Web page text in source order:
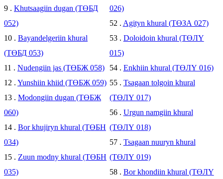
9 . Khutsaagiin dugan (ТӨБД
052)
10 . Bayandelgeriin khural
(ТӨБД 053)
11 . Nudengiin jas (ТӨБЖ 058)
12 . Yunshiin khiid (ТӨБЖ 059)
13 . Modongiin dugan (ТӨБЖ
060)
14 . Bor khujiryn khural (ТӨБН
034)
15 . Zuun modny khural (ТӨБН
035)
026)
52 . Agityn khural (ТӨЗА 027)
53 . Doloidoin khural (ТӨЛҮ
015)
54 . Enkhiin khural (ТӨЛҮ 016)
55 . Tsagaan tolgoin khural
(ТӨЛҮ 017)
56 . Urgun namgiin khural
(ТӨЛҮ 018)
57 . Tsagaan nuuryn khural
(ТӨЛҮ 019)
58 . Bor khondiin khural (ТӨЛҮ